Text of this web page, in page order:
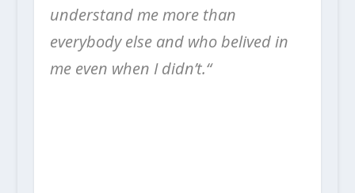
understand me more than
everybody else and who belived in
me even when I didn’t.“